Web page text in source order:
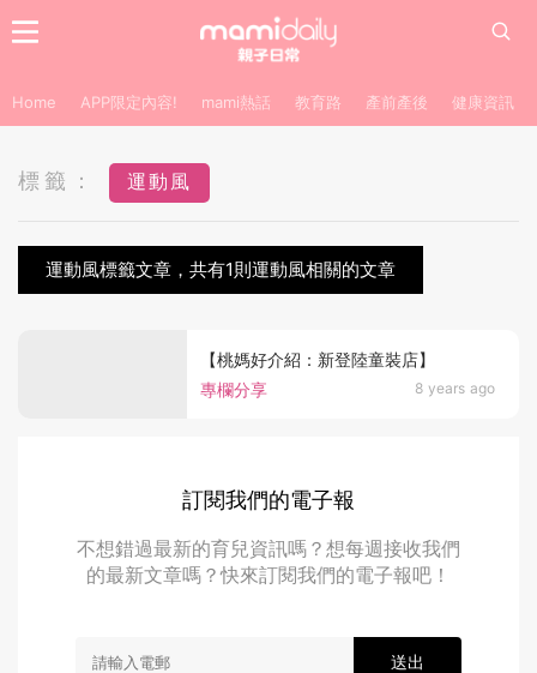
Home APP限定內容! mami熱話 教育路 產前產後 健康資訊
標籤： 運動風
運動風標籤文章，共有1則運動風相關的文章
專欄分享 8 years ago
【桃媽好介紹：新登陸童裝店】
訂閱我們的電子報
不想錯過最新的育兒資訊嗎？想每週接收我們
的最新文章嗎？快來訂閱我們的電子報吧！
送出